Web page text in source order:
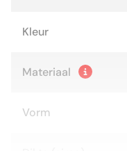
Kleur
Materiaal
Vorm